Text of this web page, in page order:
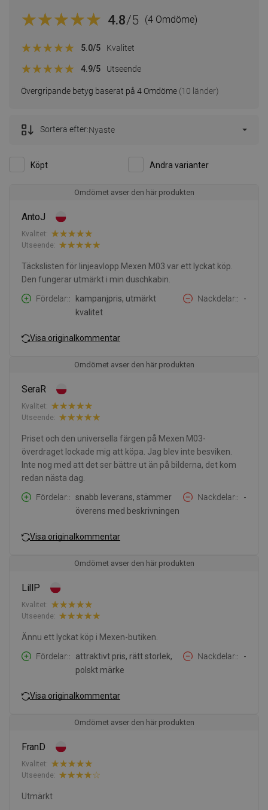
4.8/5 (4 Omdöme)
Övergripande betyg baserat på 4 Omdöme (10 länder)
5.0/5 Kvalitet
4.9/5 Utseende
Köpt Andra varianter
Sortera efter:Nyaste
Omdömet avser den här produkten
AntoJ
Kvalitet:
Utseende:
Täckslisten för linjeavlopp Mexen M03 var ett lyckat köp.
Den fungerar utmärkt i min duschkabin.
Fördelar:
kampanjpris, utmärkt
kvalitet
Nackdelar: -
Visa originalkommentar
Omdömet avser den här produkten
SeraR
Kvalitet:
Utseende:
Priset och den universella färgen på Mexen M03-
överdraget lockade mig att köpa. Jag blev inte besviken.
Inte nog med att det ser bättre ut än på bilderna, det kom
redan nästa dag.
Fördelar:
snabb leverans, stämmer
överens med beskrivningen
Nackdelar: -
Visa originalkommentar
Omdömet avser den här produkten
LillP
Kvalitet:
Utseende:
Ännu ett lyckat köp i Mexen-butiken.
Fördelar:
attraktivt pris, rätt storlek,
polskt märke
Nackdelar: -
Visa originalkommentar
Omdömet avser den här produkten
FranD
Kvalitet:
Utseende:
Utmärkt